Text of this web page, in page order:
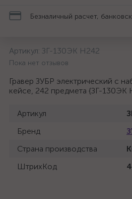
Безналичный расчет,
Артикул: ЗГ-130ЭК H242
Пока нет отзывов
Гравер ЗУБР электрический с
кейсе, 242 предмета {ЗГ-130ЭК
Артикул
Бренд
Страна производства
ШтрихКод